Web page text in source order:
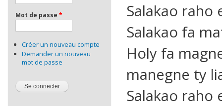
Mot de passe *
Créer un nouveau compte
Demander un nouveau
mot de passe
Salakao raho
Salakao fa
Holy fa
manegne ty
Salakao raho